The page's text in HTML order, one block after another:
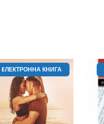
EЛЕКТРОННА КНИГА